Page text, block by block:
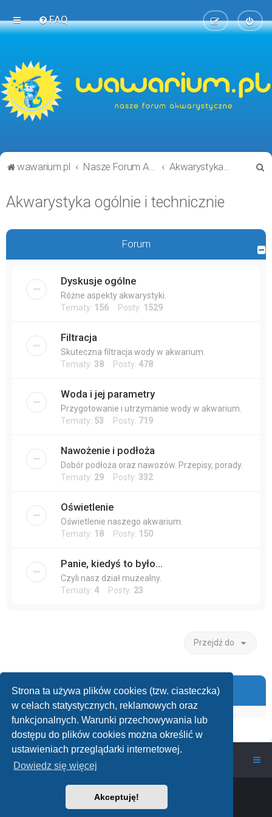
Strona ta używa plików cookies (tzw. ciasteczka)
w celach statystycznych, reklamowych oraz
funkcjonalnych. Warunki przechowywania lub
dostępu do plików cookies można określić w
ustawieniach przeglądarki internetowej.
Dowiedz się więcej
Akceptuję!
FAQ
wawarium.pl Nasze Forum Akwarystyczne Akwarystyka ogólnie i technicznie
a
j
Akwarystyka ogólnie i technicznie
Forum
Dyskusje ogólne
Różne aspekty akwarystyki.
Tematy: 156 Posty: 1529
Filtracja
Skuteczna filtracja wody w akwarium.
Tematy: 38 Posty: 478
Woda i jej parametry
Przygotowanie i utrzymanie wody w akwarium.
Tematy: 53 Posty: 719
Nawożenie i podłoża
Dobór podłoża oraz nawozów. Przepisy, porady.
Tematy: 29 Posty: 332
Oświetlenie
Oświetlenie naszego akwarium.
Tematy: 18 Posty: 150
Panie, kiedyś to było...
Czyli nasz dział muzealny.
Tematy: 4 Posty: 23
Przejdź do
Informacje
wawarium.pl Nasze Forum Akwarystyczne
Polski pakiet językowy dostarczaphpBB.pl
phpBB Two Factor Authentication ©paul999